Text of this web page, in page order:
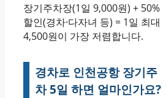
장기주차장(1일 9,000원) + 50%
할인(경차·다자녀 등) = 1일 최대
4,500원이 가장 저렴합니다.
경차로 인천공항 장기주
차 5일 하면 얼마인가요?